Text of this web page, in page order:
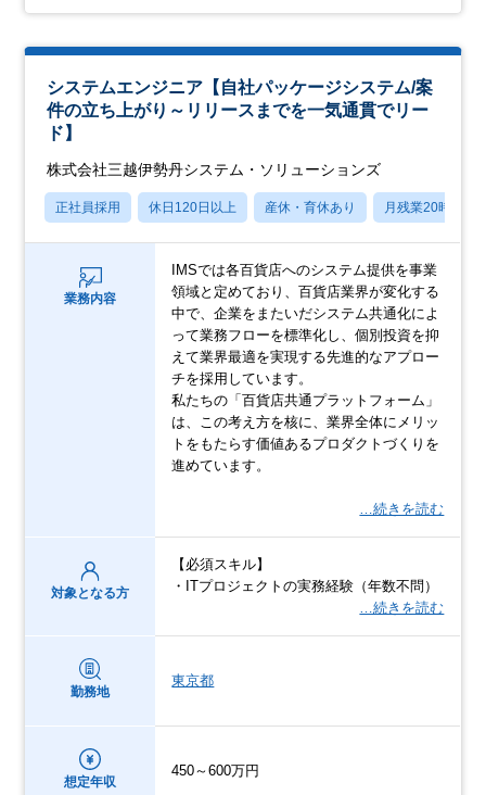
システムエンジニア【自社パッケージシステム/案
件の立ち上がり～リリースまでを一気通貫でリー
ド】
株式会社三越伊勢丹システム・ソリューションズ
正社員採用 休日120日以上 産休・育休あり 月残業20時間以
業務内容
IMSでは各百貨店へのシステム提供を事業
領域と定めており、百貨店業界が変化する
中で、企業をまたいだシステム共通化によ
って業務フローを標準化し、個別投資を抑
えて業界最適を実現する先進的なアプロー
チを採用しています。
私たちの「百貨店共通プラットフォーム」
は、この考え方を核に、業界全体にメリッ
トをもたらす価値あるプロダクトづくりを
進めています。
…続きを読む
対象となる方
【必須スキル】
・ITプロジェクトの実務経験（年数不問）
…続きを読む
勤務地
東京都
想定年収
450～600万円